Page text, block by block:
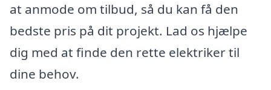
at anmode om tilbud, så du kan få den
bedste pris på dit projekt. Lad os hjælpe
dig med at finde den rette elektriker til
dine behov.